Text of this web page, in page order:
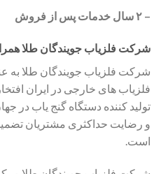
– ۲ سال خدمات پس از فروش
شرکت فلزیاب جویندگان طلا
شرکت فلزیاب جویندگان طلا به
فلزیاب های خارجی در ایران
و رضایت حداکثری مشتریان
است.